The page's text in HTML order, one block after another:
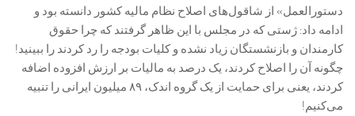
دستورالعمل» از شاقول‌های اصلاح نظام مالیه کشور دانسته بود و
ادامه داد: ژستی که در مجلس با این ظاهر گرفتند که چرا حقوق
کارمندان و بازنشستگان زیاد نشده و کلیات بودجه را رد کردند را ببینید!
چگونه آن را اصلاح کردند، یک درصد به مالیات بر ارزش افزوده اضافه
کردند، یعنی برای حمایت از یک گروه اندک، ۸۹ میلیون ایرانی را تنبیه
می‌کنیم!